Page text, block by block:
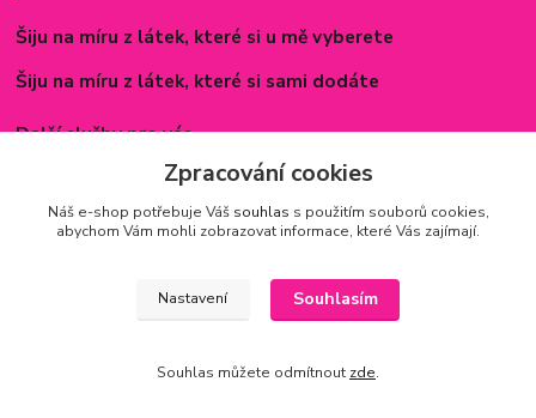
Šiju na míru z látek, které si u mě vyberete
Šiju na míru z látek, které si sami dodáte
Další služby pro vás
Způsoby zapínání povlečení
Rozměry prostěradel
Zpracování cookies
Náš e-shop potřebuje Váš souhlas s použitím souborů cookies,
abychom Vám mohli zobrazovat informace, které Vás zajímají.
Nastavení Souhlasím
Souhlas můžete odmítnout zde.